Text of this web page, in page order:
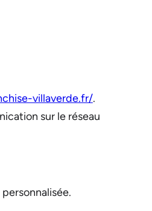
villaverde.fr/.
sur le réseau